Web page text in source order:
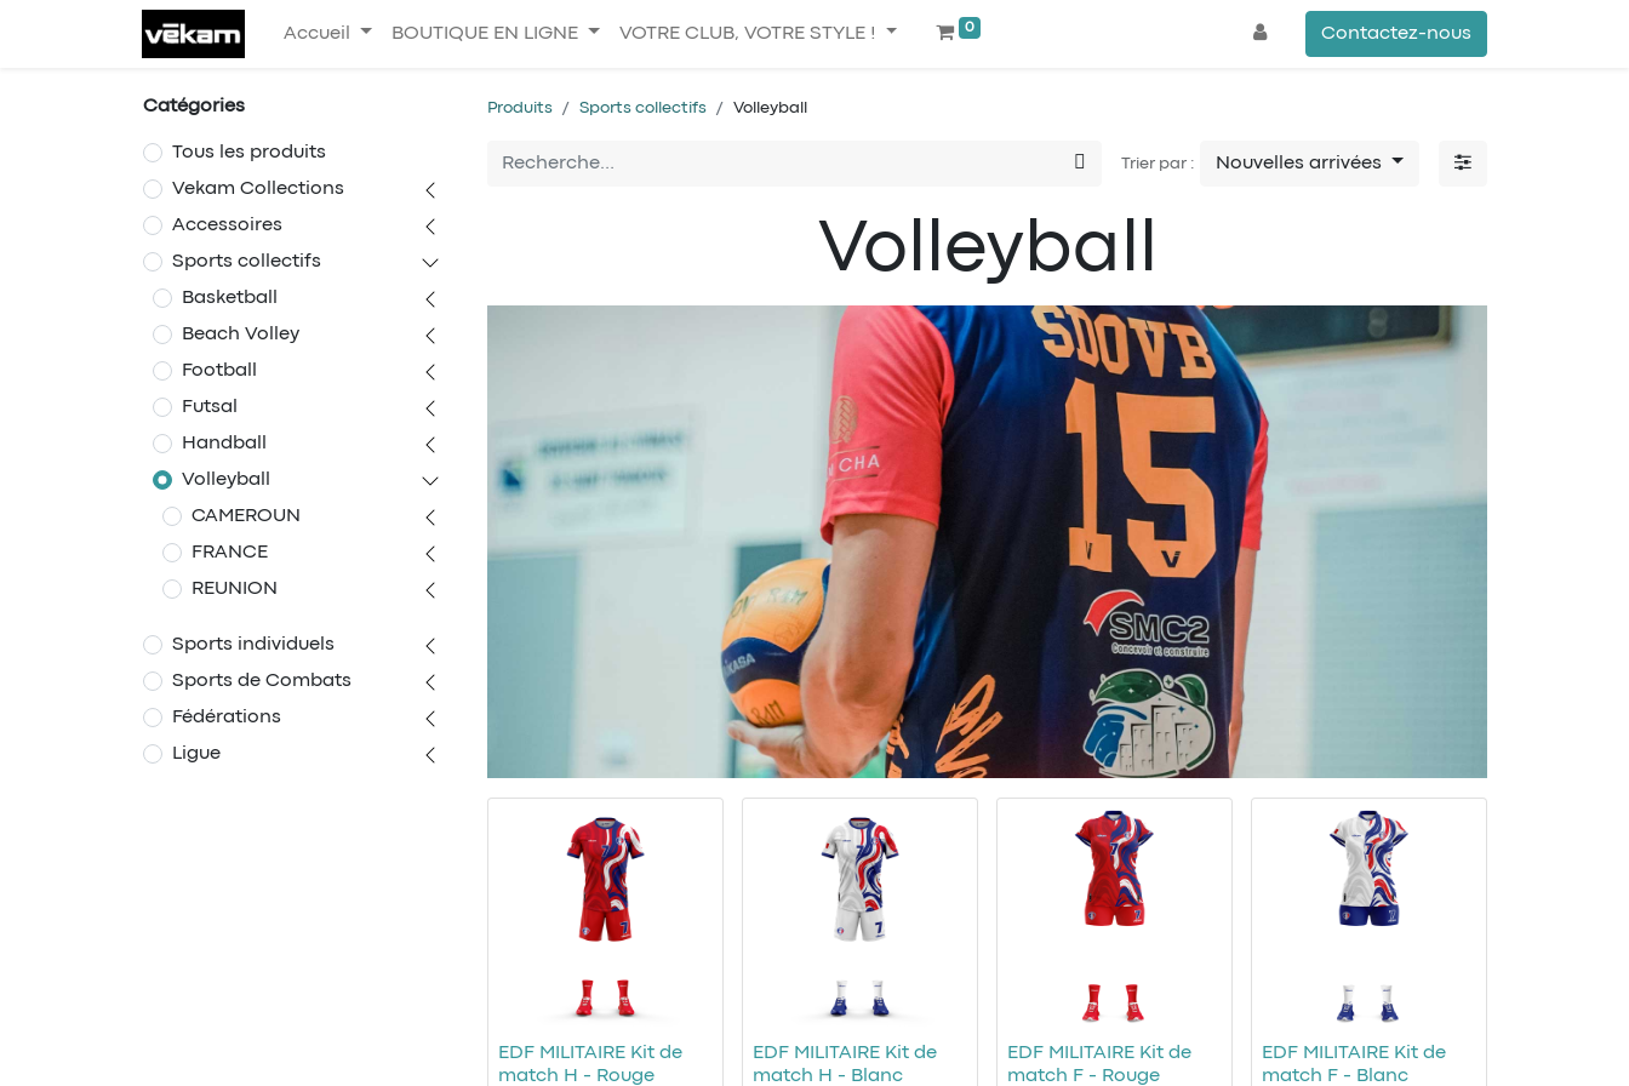
Accueil BOUTIQUE EN LIGNE VOTRE CLUB, VOTRE STYLE ! 0 Contactez-nous
Catégories
Tous les produits
Vekam Collections
Accessoires
Sports collectifs
Basketball
Beach Volley
Football
Futsal
Handball
Volleyball
CAMEROUN
FRANCE
REUNION
Sports individuels
Sports de Combats
Fédérations
Ligue
Produits Sports collectifs Volleyball
Trier par : Nouvelles arrivées
Volleyball
EDF MILITAIRE Kit de
match H - Rouge
EDF MILITAIRE Kit de
match H - Blanc
EDF MILITAIRE Kit de
match F - Rouge
EDF MILITAIRE Kit de
match F - Blanc